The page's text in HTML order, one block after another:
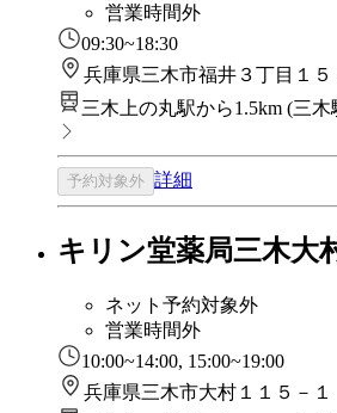
営業時間外
09:30~18:30
兵庫県三木市福井３丁目１５
三木上の丸駅から1.5km (三木
予約対象外 詳細
キリン堂薬局三木大
ネット予約対象外
営業時間外
10:00~14:00, 15:00~19:00
兵庫県三木市大村１１５－１